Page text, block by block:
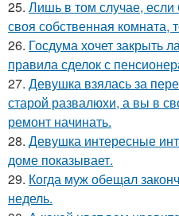
25. Лишь в том случае,
своя собственная комната,
26. Госдума хочет закрыть
правила сделок с
27. Девушка взялась за
старой развалюхи, а вы в
ремонт начинать.
28. Девушка интересные
доме показывает.
29. Когда муж обещал
недель.